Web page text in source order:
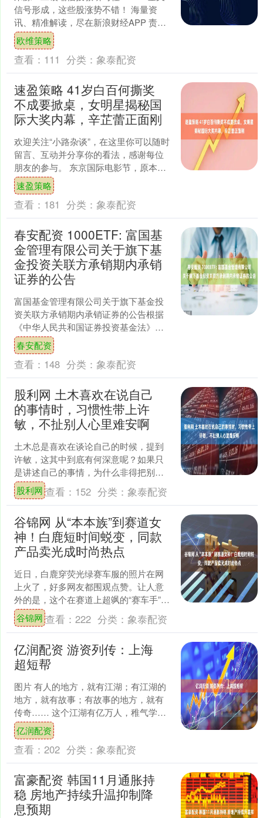
信号形成，这些股涨势不错！ 海量资
讯、精准解读，尽在新浪财经APP 责任
编辑：郭栩彤....
欧维策略
查看： 111 分类： 象泰配资
速盈策略 41岁白百何撕奖
不成要掀桌，女明星揭秘国
际大奖内幕，辛芷蕾正面刚
欢迎关注“小路杂谈”，在这里你可以随时
留言、互动并分享你的看法，感谢每位
朋友的参与。 东京国际电影节，原本只
是个普通的电影盛会，却因为百亿票房
女主角白百何的情绪....
速盈策略
查看： 181 分类： 象泰配资
春安配资 1000ETF: 富国基
金管理有限公司关于旗下基
金投资关联方承销期内承销
证券的公告
富国基金管理有限公司关于旗下基金投
资关联方承销期内承销证券的公告根据
《中华人民共和国证券投资基金法》
《公开募集证券投资基金运作管理办
法》《公开募集证券投资基金信....
春安配资
查看： 148 分类： 象泰配资
股利网 土木喜欢在说自己
的事情时，习惯性带上许
敏，不扯别人心里难安啊
土木总是喜欢在谈论自己的时候，提到
许敏，这其中到底有何深意呢？如果只
是讲述自己的事情，为什么非得把别人
也扯进来呢？这种行为似乎让人有些摸
不着头脑。 每当别人问她....
股利网 查看： 152 分类： 象泰配资
谷锦网 从“本本族”到赛道女
神！白鹿短时间蜕变，同款
产品卖光成时尚热点
近日，白鹿穿荧光绿赛车服的照片在网
上火了，好多网友都围观点赞。让人意
外的是，这个在赛道上超飒的“赛车手”，
不久前还是个开车会手抖的“本本族”。 虽
然练习时撞过护....
谷锦网 查看： 222 分类： 象泰配资
亿润配资 游资列传：上海
超短帮
图片 有人的地方，就有江湖；有江湖的
地方，就有故事；有故事的地方，就有
传奇…… 这个江湖有亿万人，稚气学
子、耆耆老者，走卒贩夫、达官贵人皆
沉迷于此；这个江湖以金....
亿润配资
查看： 202 分类： 象泰配资
富豪配资 韩国11月通胀持
稳 房地产持续升温抑制降
息预期